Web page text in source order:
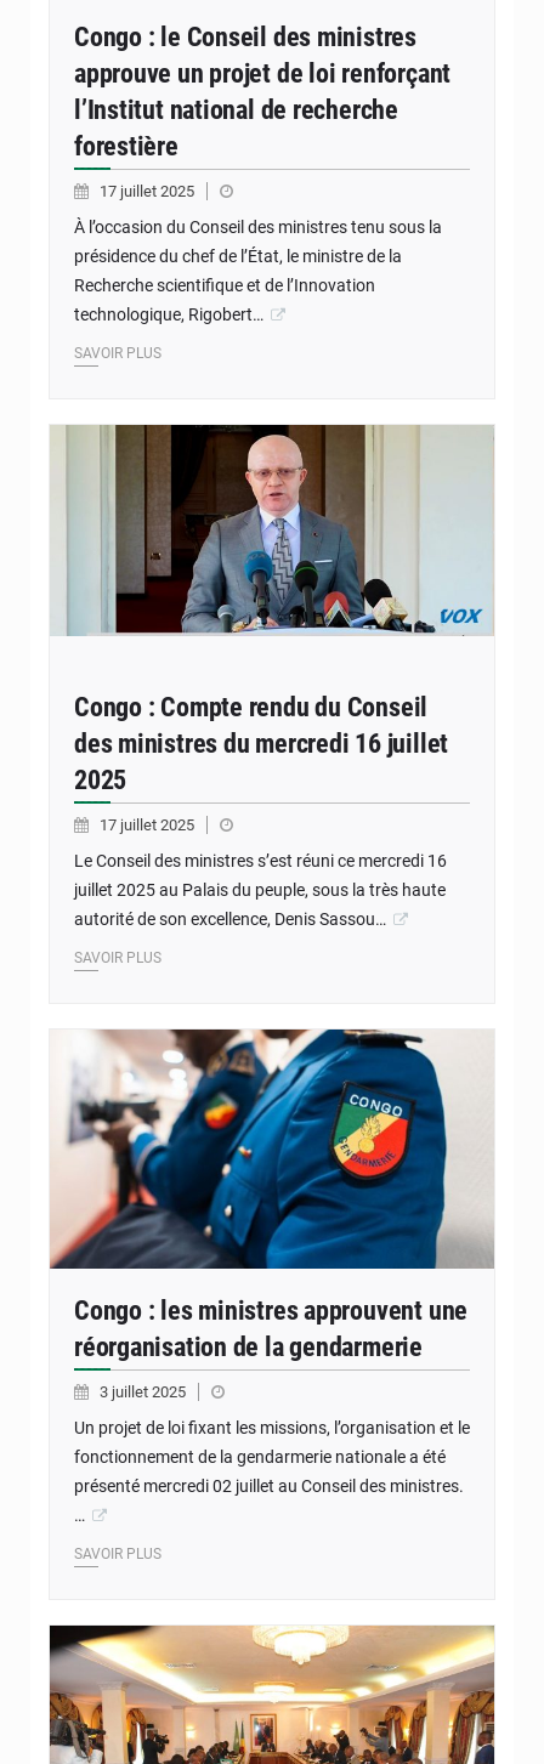
Congo : le Conseil des ministres
approuve un projet de loi renforçant
l’Institut national de recherche
forestière
17 juillet 2025
À l’occasion du Conseil des ministres tenu sous la
présidence du chef de l’État, le ministre de la
Recherche scientifique et de l’Innovation
technologique, Rigobert…
SAVOIR PLUS
Thierry Moungalla porte-parole du gouvernement
Congo : Compte rendu du Conseil
des ministres du mercredi 16 juillet
2025
17 juillet 2025
Le Conseil des ministres s’est réuni ce mercredi 16
juillet 2025 au Palais du peuple, sous la très haute
autorité de son excellence, Denis Sassou…
SAVOIR PLUS
Congo : les ministres approuvent une
réorganisation de la gendarmerie
3 juillet 2025
Un projet de loi fixant les missions, l’organisation et le
fonctionnement de la gendarmerie nationale a été
présenté mercredi 02 juillet au Conseil des ministres.
…
SAVOIR PLUS
Conseil des ministres.